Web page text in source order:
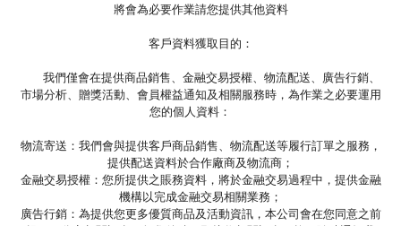
將會為必要作業請您提供其他資料
客戶資料獲取目的：
我們僅會在提供商品銷售、金融交易授權、物流配送、廣告行銷、
市場分析、贈獎活動、會員權益通知及相關服務時，為作業之必要運用
您的個人資料：
物流寄送：我們會與提供客戶商品銷售、物流配送等履行訂單之服務，
提供配送資料於合作廠商及物流商；
金融交易授權：您所提供之賬務資料，將於金融交易過程中，提供金融
機構以完成金融交易相關業務；
廣告行銷：為提供您更多優質商品及活動資訊，本公司會在您同意之前